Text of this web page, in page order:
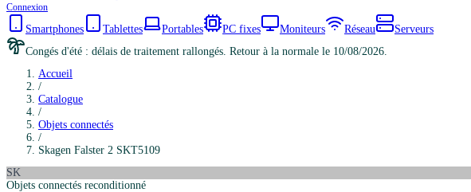
Connexion
Smartphones Tablettes Portables PC fixes Moniteurs Réseau
Serveurs
Congés d'été : délais de traitement rallongés. Retour à la normale le 10/08/2026.
Accueil
/
Catalogue
/
Objets connectés
/
Skagen Falster 2 SKT5109
SK
Objets connectés reconditionné